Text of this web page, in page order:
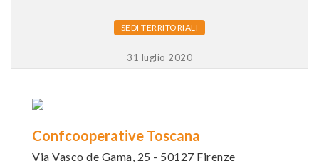
SEDI TERRITORIALI
31 luglio 2020
Confcooperative Toscana
Via Vasco de Gama, 25 - 50127 Firenze